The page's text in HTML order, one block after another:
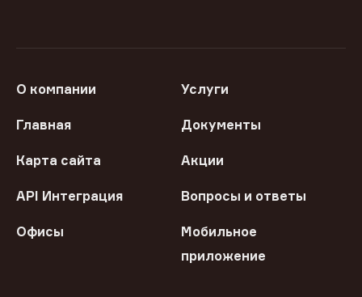
О компании Услуги
Главная Документы
Карта сайта Акции
API Интеграция Вопросы и ответы
Офисы
Мобильное
приложение